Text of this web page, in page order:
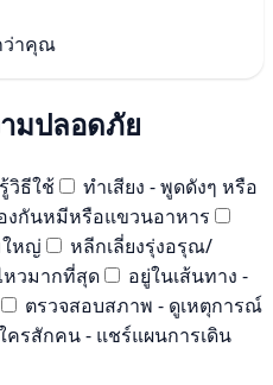
ว่าคุณ
มปลอดภัย
วิธีใช้
ทำเสียง - พูดดังๆ หรือ
งกันหมีหรือแขวนอาหาร
ใหญ่
หลีกเลี่ยงรุ่งอรุณ/
หวมากที่สุด
อยู่ในเส้นทาง -
ตรวจสอบสภาพ - ดูเหตุการณ์
ครสักคน - แชร์แผนการเดิน